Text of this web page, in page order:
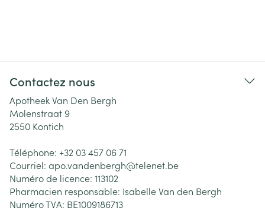
Contactez nous
Apotheek Van Den Bergh
Molenstraat 9
2550 Kontich
Téléphone: +32 03 457 06 71
Courriel: apo.vandenbergh@telenet.be
Numéro de licence: 113102
Pharmacien responsable: Isabelle Van den Bergh
Numéro TVA: BE1009186713